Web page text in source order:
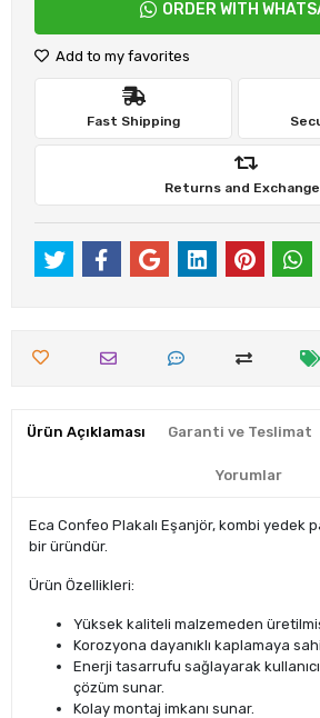
ORDER WITH
Add to my favorites
Fast Shipping
Returns and
Ürün Açıklaması Garanti ve Teslimat
Yorumlar
Eca Confeo Plakalı Eşanjör, kombi yedek
bir üründür.
Ürün Özellikleri:
Yüksek kaliteli malzemeden
Korozyona dayanıklı kaplamaya
Enerji tasarrufu sağlayarak
çözüm sunar.
Kolay montaj imkanı sunar.